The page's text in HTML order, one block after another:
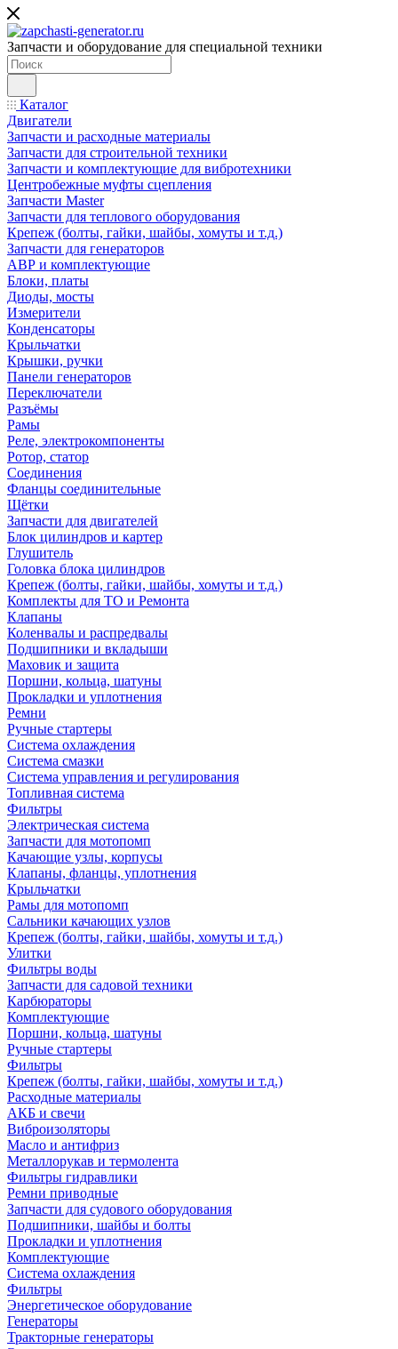
Запчасти и оборудование для специальной техники
Каталог
Двигатели
Запчасти и расходные материалы
Запчасти для строительной техники
Запчасти и комплектующие для вибротехники
Центробежные муфты сцепления
Запчасти Master
Запчасти для теплового оборудования
Крепеж (болты, гайки, шайбы, хомуты и т.д.)
Запчасти для генераторов
АВР и комплектующие
Блоки, платы
Диоды, мосты
Измерители
Конденсаторы
Крыльчатки
Крышки, ручки
Панели генераторов
Переключатели
Разъёмы
Рамы
Реле, электрокомпоненты
Ротор, статор
Соединения
Фланцы соединительные
Щётки
Запчасти для двигателей
Блок цилиндров и картер
Глушитель
Головка блока цилиндров
Крепеж (болты, гайки, шайбы, хомуты и т.д.)
Комплекты для ТО и Ремонта
Клапаны
Коленвалы и распредвалы
Подшипники и вкладыши
Маховик и защита
Поршни, кольца, шатуны
Прокладки и уплотнения
Ремни
Ручные стартеры
Система охлаждения
Система смазки
Система управления и регулирования
Топливная система
Фильтры
Электрическая система
Запчасти для мотопомп
Качающие узлы, корпусы
Клапаны, фланцы, уплотнения
Крыльчатки
Рамы для мотопомп
Сальники качающих узлов
Крепеж (болты, гайки, шайбы, хомуты и т.д.)
Улитки
Фильтры воды
Запчасти для садовой техники
Карбюраторы
Комплектующие
Поршни, кольца, шатуны
Ручные стартеры
Фильтры
Крепеж (болты, гайки, шайбы, хомуты и т.д.)
Расходные материалы
АКБ и свечи
Виброизоляторы
Масло и антифриз
Металлорукав и термолента
Фильтры гидравлики
Ремни приводные
Запчасти для судового оборудования
Подшипники, шайбы и болты
Прокладки и уплотнения
Комплектующие
Система охлаждения
Фильтры
Энергетическое оборудование
Генераторы
Тракторные генераторы